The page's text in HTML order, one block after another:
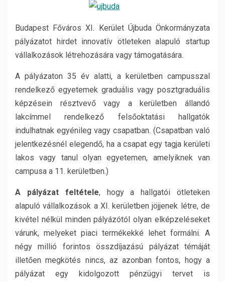
Budapest Főváros XI. Kerület Újbuda Önkormányzata
pályázatot hirdet innovatív ötleteken alapuló startup
vállalkozások létrehozására vagy támogatására.
A pályázaton 35 év alatti, a kerületben campusszal
rendelkező egyetemek graduális vagy posztgraduális
képzésein résztvevő vagy a kerületben állandó
lakcímmel rendelkező felsőoktatási hallgatók
indulhatnak egyénileg vagy csapatban. (Csapatban való
jelentkezésnél elegendő, ha a csapat egy tagja kerületi
lakos vagy tanul olyan egyetemen, amelyiknek van
campusa a 11. kerületben.)
A pályázat feltétele, hogy a hallgatói ötleteken
alapuló vállalkozások a XI. kerületben jöjjenek létre, de
kivétel nélkül minden pályázótól olyan elképzeléseket
várunk, melyeket piaci termékekké lehet formálni. A
négy millió forintos összdíjazású pályázat témáját
illetően megkötés nincs, az azonban fontos, hogy a
pályázat egy kidolgozott pénzügyi tervet is